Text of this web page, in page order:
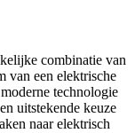
combinatie van
van een elektrische
technologie
uitstekende keuze
naar elektrisch